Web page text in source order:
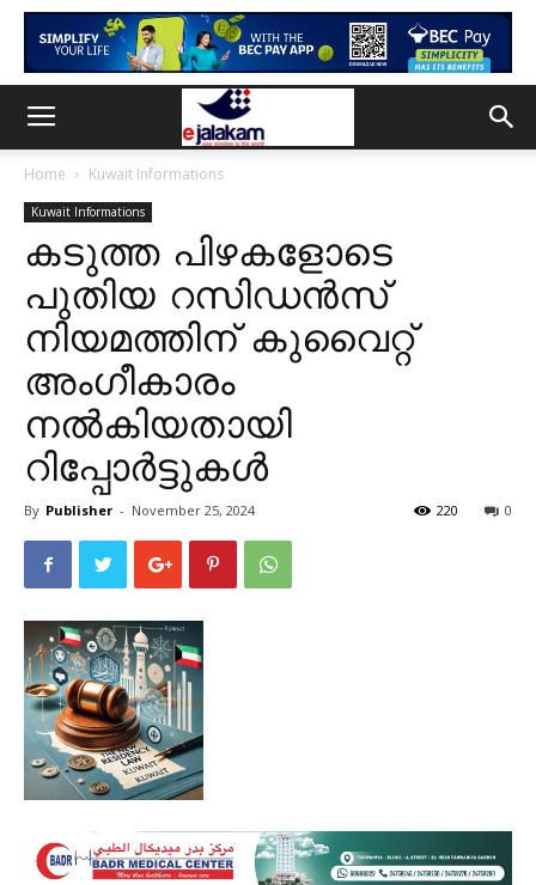
Home Kuwait Informations
Kuwait Informations
കടുത്ത പിഴകളോടെ
പുതിയ റസിഡൻസ്
നിയമത്തിന് കുവൈറ്റ്
അംഗീകാരം
നൽകിയതായി
റിപ്പോർട്ടുകൾ
By Publisher - November 25, 2024 0
220